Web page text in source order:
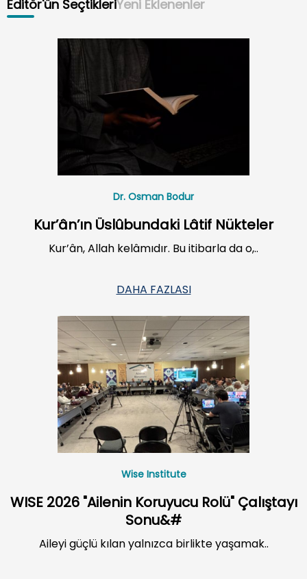
Editör'ün SeçtikleriYeni Eklenenler
Dr. Osman Bodur
Kur’ân’ın Üslûbundaki Lâtif Nükteler
Kur’ân, Allah kelâmıdır. Bu itibarla da o,..
DAHA FAZLASI
Wise Institute
WISE 2026 "Ailenin Koruyucu Rolü" Çalıştayı
Sonu&#
Aileyi güçlü kılan yalnızca birlikte yaşamak..